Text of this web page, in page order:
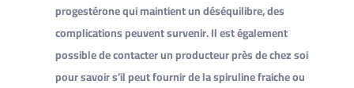
progestérone qui maintient un déséquilibre, des
complications peuvent survenir. Il est également
possible de contacter un producteur près de chez soi
pour savoir s’il peut fournir de la spiruline fraiche ou